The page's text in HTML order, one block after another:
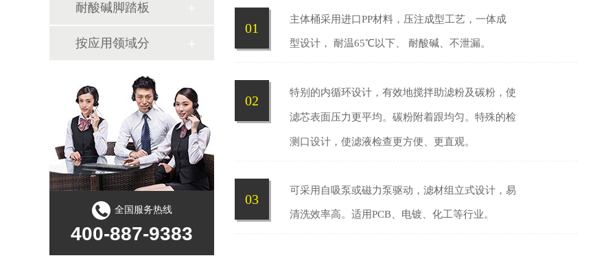
耐酸碱脚踏板
按应用领域分
全国服务热线
400-887-9383
01
主体桶采用进口PP材料，压注成型工艺，一体成
型设计， 耐温65℃以下、 耐酸碱、不泄漏。
02
特别的内循环设计，有效地搅拌助滤粉及碳粉，使
滤芯表面压力更平均。碳粉附着跟均匀。特殊的检
测口设计，使滤液检查更方便、更直观。
03
可采用自吸泵或磁力泵驱动， 滤材组 立式设计，易
清洗效率高。适用PCB、电镀、化工等行业。